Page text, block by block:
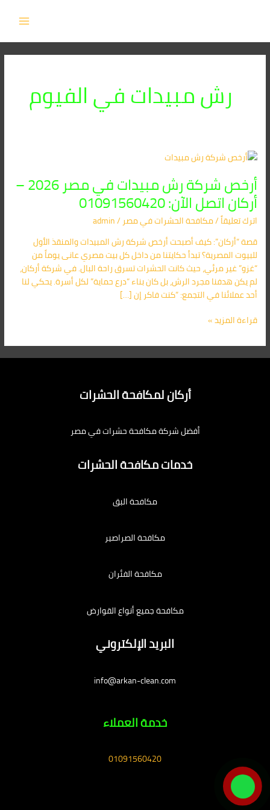
رش مبيدات في الفيوم
أرخص شركة رش مبيدات في مصر 2026 –
أركان اتصل الآن: 01091560420
اترك تعليقاً/مكافحة الحشرات في مصر/
admin
قصة “أركان”: كيف أصبحت أرخص شركة رش المبيدات والمنقذ الأول
للبيوت المصرية؟ تبدأ حكايتنا من داخل كل بيت مصري عانى يوماً من
“غزو” غير مرئي، حيث كانت الحشرات تسرق راحة البال. في شركة أركان،
لم يكن هدفنا مجرد الرش، بل كان بناء “درع حماية” لكل أسرة. يحكي لنا
أحد عملائنا في التجمع: “كنت فاكر إن […]
أرخص
رش
مبيدات
في
مصر
2026
–
أركان
اتصل
الآن:
01091560420
قراءة المزيد »
أركان لمكافحة الحشرات
أفضل شركة مكافحة حشرات في مصر
خدمات مكافحة الحشرات
مكافحة البق
مكافحة الصراصير
مكافحة الفئران
مكافحة جميع أنواع القوارض
البريد الإلكتروني
info@arkan-clean.com
خدمة العملاء
01091560420